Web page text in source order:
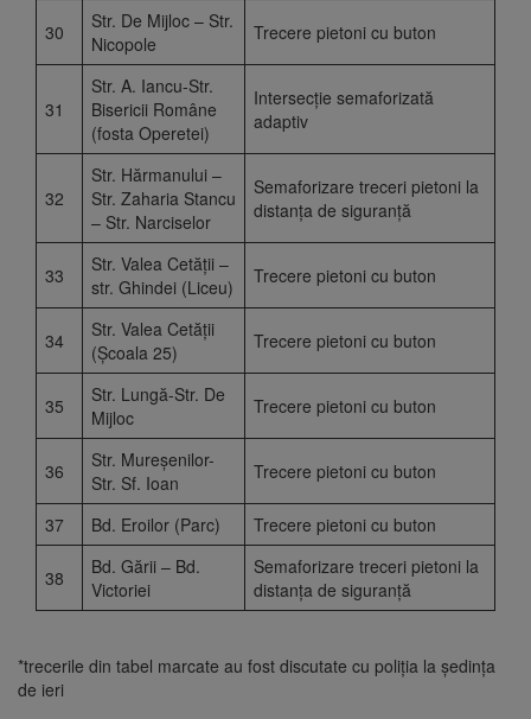
30
Str. De Mijloc – Str.
Nicopole
Trecere pietoni cu buton
31
Str. A. Iancu-Str.
Bisericii Române
(fosta Operetei)
Intersecție semaforizată
adaptiv
32
Str. Hărmanului –
Str. Zaharia Stancu
– Str. Narciselor
Semaforizare treceri pietoni la
distanța de siguranță
33
Str. Valea Cetății –
str. Ghindei (Liceu)
Trecere pietoni cu buton
34
Str. Valea Cetății
(Școala 25)
Trecere pietoni cu buton
35
Str. Lungă-Str. De
Mijloc
Trecere pietoni cu buton
36
Str. Mureșenilor-
Str. Sf. Ioan
Trecere pietoni cu buton
37 Bd. Eroilor (Parc) Trecere pietoni cu buton
38
Bd. Gării – Bd.
Victoriei
Semaforizare treceri pietoni la
distanța de siguranță
*trecerile din tabel marcate au fost discutate cu poliția la ședința
de ieri